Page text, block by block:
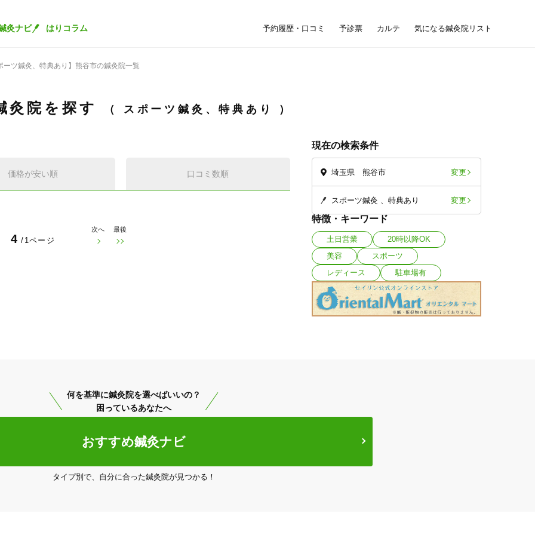
灸ナビ はりコラム 予約履歴・口コミ 予診票 カルテ 気になる鍼灸院リスト
ーツ鍼灸、特典あり】熊谷市の鍼灸院一覧
灸院を探す スポーツ鍼灸、特典あり
現在の検索条件
埼玉県 熊谷市 変更
スポーツ鍼灸 特典あり 変更
特徴・キーワード
土日営業
20時以降OK
美容
スポーツ
レディース
駐車場有
価格が安い順 口コミ数順
4 /1ページ
次へ 最後
何を基準に鍼灸院を選べばいいの？
困っているあなたへ
おすすめ鍼灸ナビ
タイプ別で、自分に合った鍼灸院が見つかる！